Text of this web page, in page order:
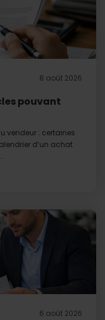
8 août 2026
pouvant
vendeur : certaines
d’un achat
6 août 2026